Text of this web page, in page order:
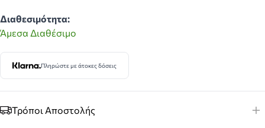
Διαθεσιμότητα:
Άμεσα Διαθέσιμο
Πληρώστε με άτοκες δόσεις
Τρόποι Αποστολής